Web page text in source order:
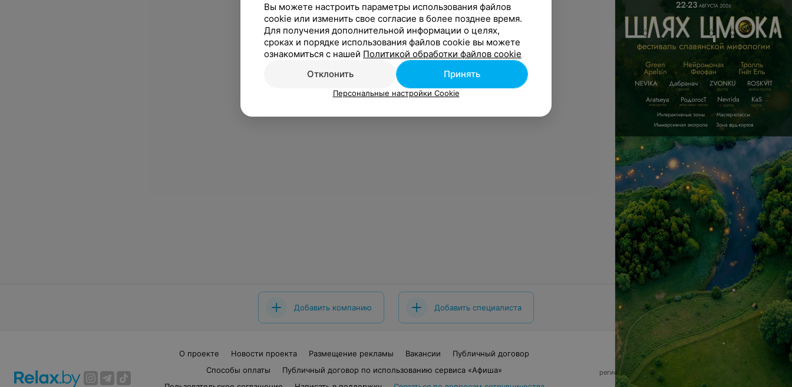
Добавить компанию Добавить специалиста
О проекте Новости проекта Размещение рекламы Вакансии
Публичный договор
Способы оплаты
Публичный договор по использованию сервиса «Афиша»
© 2026 ООО «Артокс Лаб», УНП 191700409,
регистрирующий орган - Минский горисполком
220012, Республика Беларусь, г. Минск,
Вы можете настроить параметры использования файлов
cookie или изменить свое согласие в более позднее время.
Для получения дополнительной информации о целях,
сроках и порядке использования файлов cookie вы можете
ознакомиться с нашей Политикой обработки файлов cookie
Отклонить
Принять
Персональные настройки Cookie